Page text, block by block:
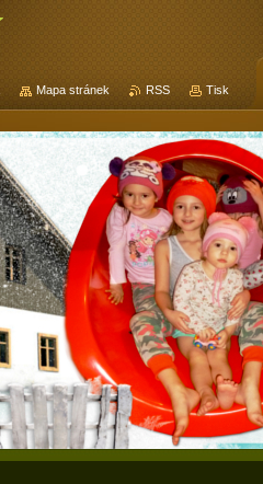
Mapa stránek RSS Tisk